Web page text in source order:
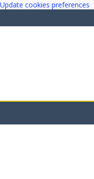
Update cookies preferences